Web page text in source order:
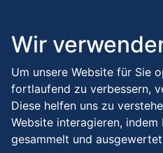
November 2025
September 2025
August 2025
Juli 2025
Wir
Um unsere Website für Sie
fortlaufend zu verbessern,
Diese helfen uns zu
Website interagieren,
gesammelt und